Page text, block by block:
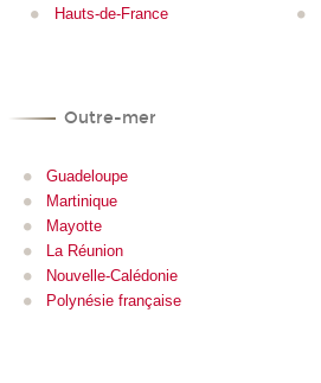
Hauts-de-France
Outre-mer
Guadeloupe
Martinique
Mayotte
La Réunion
Nouvelle-Calédonie
Polynésie française